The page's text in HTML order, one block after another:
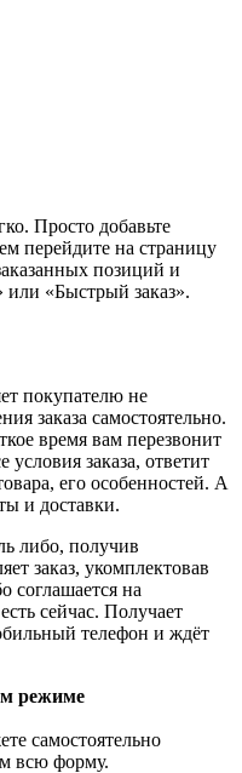
Просто добавьте
перейдите на страницу
позиций и
«Быстрый заказ».
покупателю не
заказа самостоятельно.
время вам перезвонит
заказа, ответит
его особенностей. А
и доставки.
либо, получив
заказ, укомплектовав
соглашается на
сейчас. Получает
телефон и ждёт
режиме
самостоятельно
всю форму.